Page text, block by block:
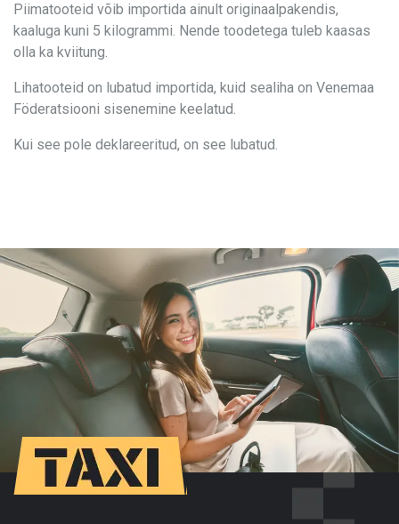
Piimatooteid võib importida ainult originaalpakendis,
kaaluga kuni 5 kilogrammi. Nende toodetega tuleb kaasas
olla ka kviitung.
Lihatooteid on lubatud importida, kuid sealiha on Venemaa
Föderatsiooni sisenemine keelatud.
Kui see pole deklareeritud, on see lubatud.